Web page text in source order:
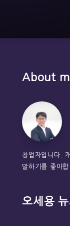
About
창업자입니다.
말하기를 좋아
오세용 뉴